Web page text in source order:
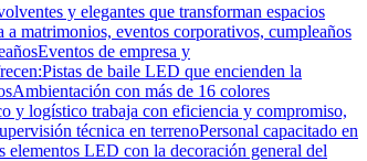
y elegantes que transforman espacios
matrimonios, eventos corporativos, cumpleaños
de empresa y
de baile LED que encienden la
con más de 16 colores
y logístico trabaja con eficiencia y compromiso,
técnica en terrenoPersonal capacitado en
elementos LED con la decoración general del